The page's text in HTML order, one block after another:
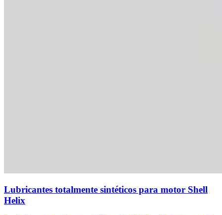
Lubricantes totalmente sintéticos para motor Shell
Helix